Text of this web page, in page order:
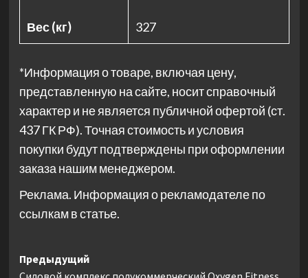
Вес (кг) 327
*Информация о товаре, включая цену,
представленную на сайте, носит справочный
характер и не является публичной офертой (ст.
437 ГК РФ). Точная стоимость и условия
покупки будут подтверждены при оформлении
заказа нашим менеджером.
Реклама. Информация о рекламодателе по
ссылкам в статье.
Навигация
Предыдущий